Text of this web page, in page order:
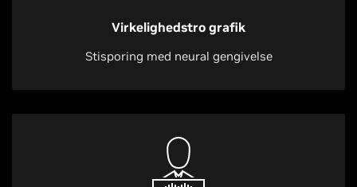
Virkelighedstro grafik
Stisporing med neural gengivelse